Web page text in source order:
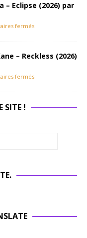
– Eclipse (2026) par
fermés
– Reckless (2026)
fermés
SITE !